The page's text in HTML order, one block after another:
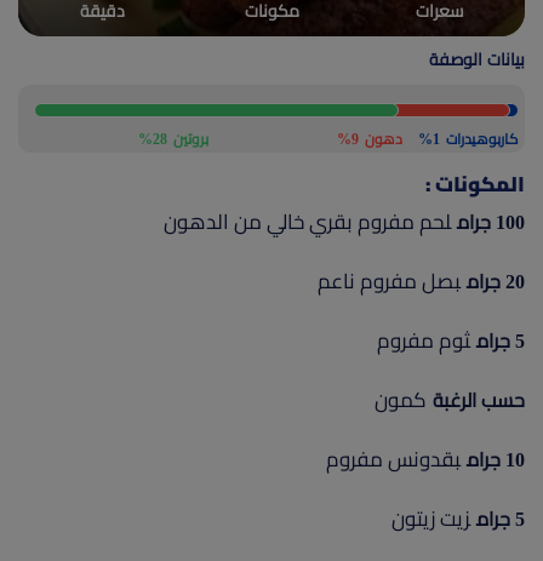
أعلن معنا
سعرات مكونات دقيقة
بيانات الوصفة
كاربوهيدرات 1% دهون 9% بروتين 28%
المكونات :
100 جرام لحم مفروم بقري خالي من الدهون
20 جرام بصل مفروم ناعم
5 جرام ثوم مفروم
حسب الرغبة كمون
10 جرام بقدونس مفروم
5 جرام زيت زيتون